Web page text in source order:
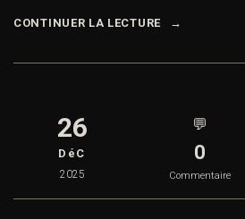
CONTINUER LA LECTURE
26
DéC
2025
💬
0
Commentaire